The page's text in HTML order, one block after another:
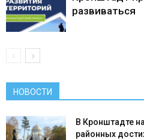
развиваться
НОВОСТИ
В Кронштадте
районных